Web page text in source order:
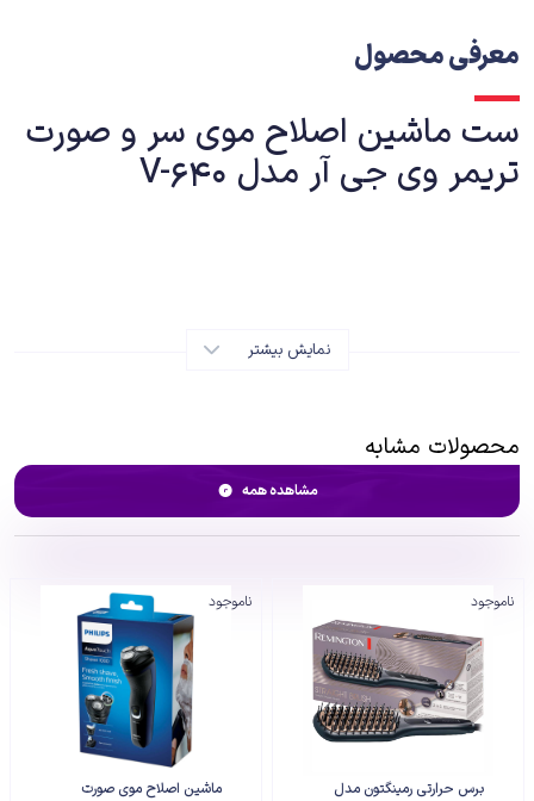
معرفی محصول
ست ماشین اصلاح موی سر و صورت
تریمر وی جی آر مدل V-640
یکی برای موی سر و دیگری برای موی صورت طراحی شده است. تیغه‌های این
کارایی بالا را تضمین می‌کنند. با عملکرد توربو و دور موتور 9000 دور بر دقیقه،
ست مجهز به باتری 2500 میلی آمپر ساعتی است که در مدت 180 دقیقه به
طور کامل شارژ می‌شود و تا 250 دقیقه شارژدهی دارد. همچنین، قابلیت
تنظیم سایز اصلاح به میزان 1، 1.5، 2، 2.5 و 3 میلیمتر وجود دارد. اقلام همراه
این ست شامل 3 عدد شانه با سایز 1، 2 و 3 میلیمتر برای ماشین اصلاح
موی صورت و 6 عدد شانه با سایز 1.5، 3، 4.5، 6، 9 و 12 میلیمتر برای ماشین
اصلاح موی سر، کابل شارژ، روغن روان کننده، برس تمیزکننده و درپوش
محافظ می‌باشد. این مجموعه کامل، تمامی نیازهای شما را برای یک اصلاح
نمایش بیشتر
محصولات مشابه
مشاهده همه
برس حرارتی رمینگتون مدل
ناموجود
ماشین اصلاح موی صورت
ناموجود